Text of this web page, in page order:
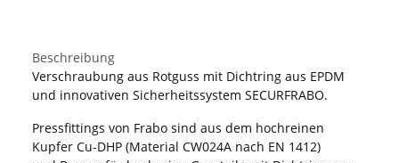
Beschreibung
Verschraubung aus Rotguss mit Dichtring aus EPDM
und innovativen Sicherheitssystem SECURFRABO.
Pressfittings von Frabo sind aus dem hochreinen
Kupfer Cu-DHP (Material CW024A nach EN 1412)